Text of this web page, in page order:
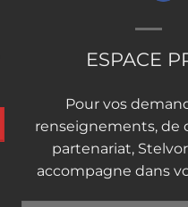
ESPACE
Pour vos
renseignements, de
partenariat,
accompagne dans